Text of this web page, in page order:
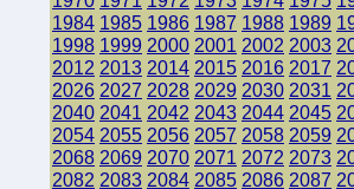
1984 1985 1986 1987 1988 1989
1998 1999 2000 2001 2002 2003
2012 2013 2014 2015 2016 2017
2026 2027 2028 2029 2030 2031
2040 2041 2042 2043 2044 2045
2054 2055 2056 2057 2058 2059
2068 2069 2070 2071 2072 2073
2082 2083 2084 2085 2086 2087